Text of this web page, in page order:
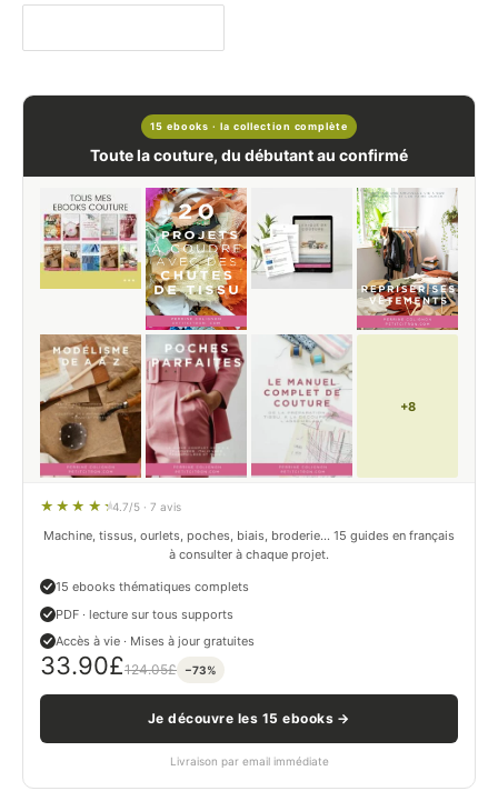
15 ebooks · la collection complète
Toute la couture, du débutant au confirmé
+8
4.7/5 · 7 avis
Machine, tissus, ourlets, poches, biais, broderie… 15 guides en français
à consulter à chaque projet.
15 ebooks thématiques complets
PDF · lecture sur tous supports
Accès à vie · Mises à jour gratuites
33.90£124.05£ −73%
Je découvre les 15 ebooks →
Livraison par email immédiate